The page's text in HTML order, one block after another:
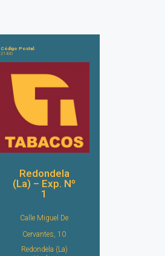
Código Postal:
21430
Redondela
(La) – Exp. Nº
1
Calle Miguel De
Cervantes, 10
Redondela (La)